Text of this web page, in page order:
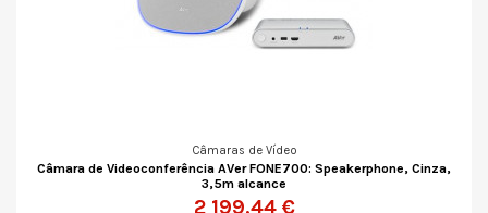
Câmaras de Vídeo
Câmara de Videoconferência AVer FONE700: Speakerphone, Cinza,
3,5m alcance
2 199,44 €